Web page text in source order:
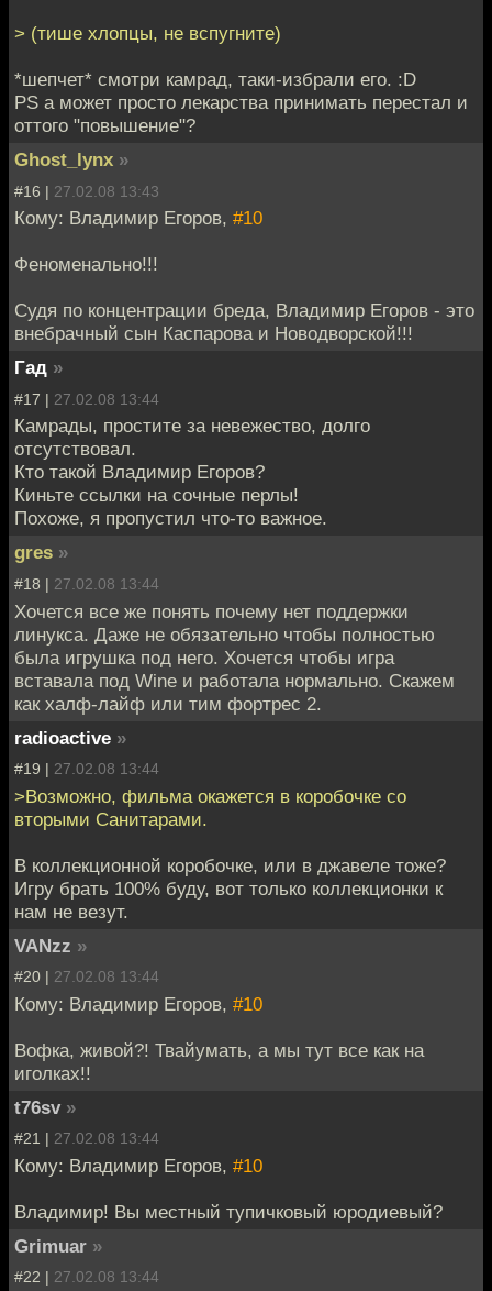
> (тише хлопцы, не вспугните)
*шепчет* смотри камрад, таки-избрали его. :D
PS а может просто лекарства принимать перестал и
оттого "повышение"?
Ghost_lynx »
#16 | 27.02.08 13:43
Кому: Владимир Егоров, #10
Феноменально!!!
Судя по концентрации бреда, Владимир Егоров - это
внебрачный сын Каспарова и Новодворской!!!
Гад »
#17 | 27.02.08 13:44
Камрады, простите за невежество, долго
отсутствовал.
Кто такой Владимир Егоров?
Киньте ссылки на сочные перлы!
Похоже, я пропустил что-то важное.
gres »
#18 | 27.02.08 13:44
Хочется все же понять почему нет поддержки
линукса. Даже не обязательно чтобы полностью
была игрушка под него. Хочется чтобы игра
вставала под Wine и работала нормально. Скажем
как халф-лайф или тим фортрес 2.
radioactive »
#19 | 27.02.08 13:44
>Возможно, фильма окажется в коробочке со
вторыми Санитарами.
В коллекционной коробочке, или в джавеле тоже?
Игру брать 100% буду, вот только коллекционки к
нам не везут.
VANzz »
#20 | 27.02.08 13:44
Кому: Владимир Егоров, #10
Вофка, живой?! Твайумать, а мы тут все как на
иголках!!
t76sv »
#21 | 27.02.08 13:44
Кому: Владимир Егоров, #10
Владимир! Вы местный тупичковый юродиевый?
Grimuar »
#22 | 27.02.08 13:44